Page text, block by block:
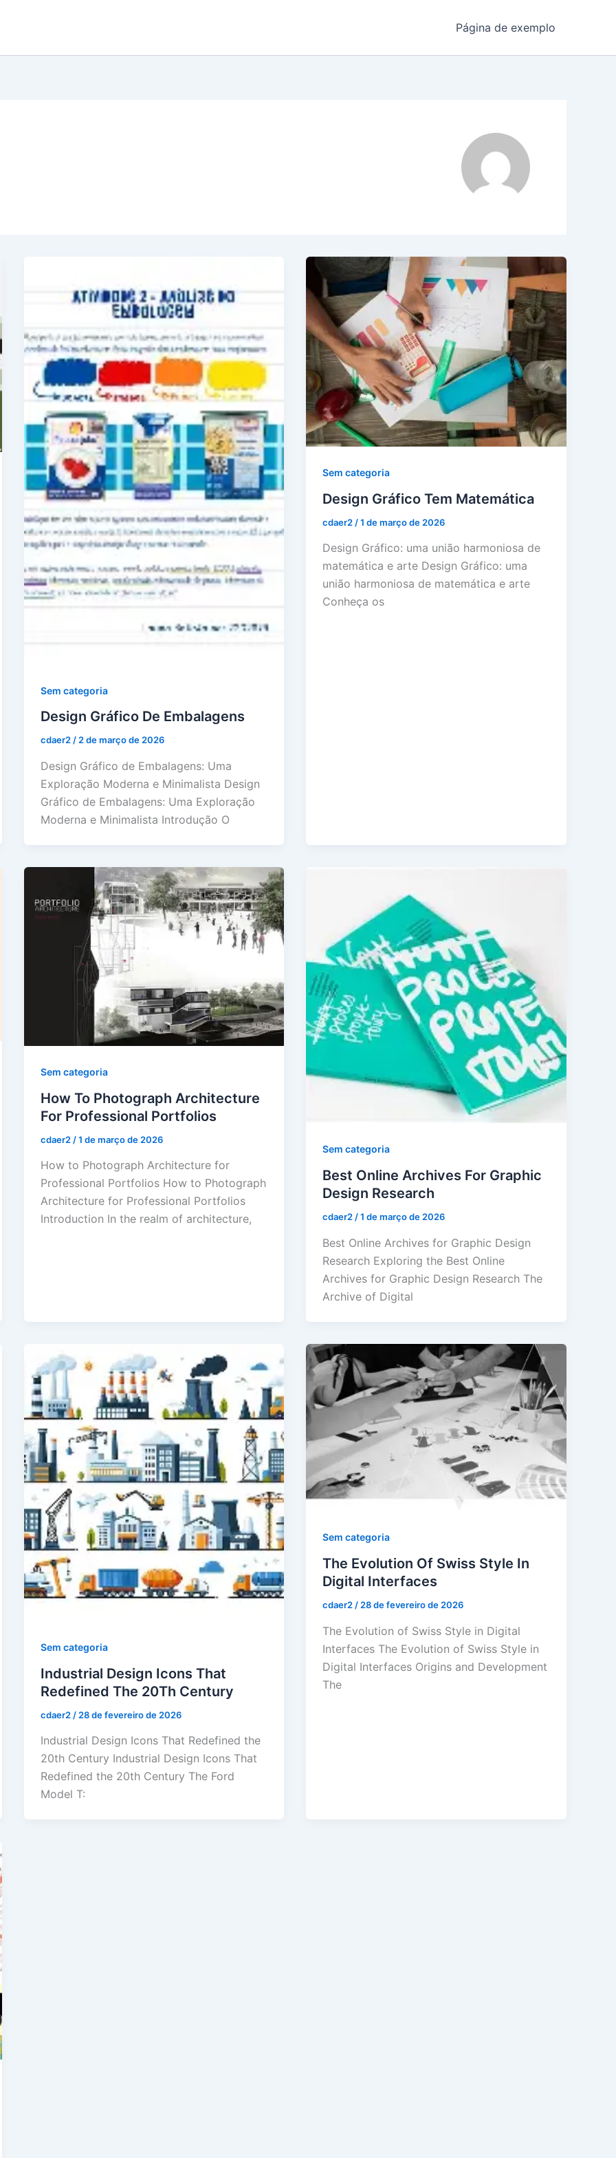
Página de exemplo
Sem categoria
Design Gráfico De Embalagens
cdaer2/2 de março de 2026
Design Gráfico de Embalagens: Uma
Exploração Moderna e Minimalista Design
Gráfico de Embalagens: Uma Exploração
Moderna e Minimalista Introdução O
Sem categoria
Design Gráfico Tem Matemática
cdaer2 /1 de março de 2026
Design Gráfico: uma união harmoniosa de
matemática e arte Design Gráfico: uma
união harmoniosa de matemática e arte
Conheça os
Sem categoria
How To Photograph Architecture
For Professional Portfolios
cdaer2 /1 de março de 2026
How to Photograph Architecture for
Professional Portfolios How to Photograph
Architecture for Professional Portfolios
Introduction In the realm of architecture,
Sem categoria
Best Online Archives For Graphic
Design Research
cdaer2/1 de março de 2026
Best Online Archives for Graphic Design
Research Exploring the Best Online
Archives for Graphic Design Research The
Archive of Digital
Sem categoria
Industrial Design Icons That
Redefined The 20Th Century
cdaer2 / 28 de fevereiro de 2026
Industrial Design Icons That Redefined the
20th Century Industrial Design Icons That
Redefined the 20th Century The Ford
Model T:
Sem categoria
The Evolution Of Swiss Style In
Digital Interfaces
cdaer2 / 28 de fevereiro de 2026
The Evolution of Swiss Style in Digital
Interfaces The Evolution of Swiss Style in
Digital Interfaces Origins and Development
The